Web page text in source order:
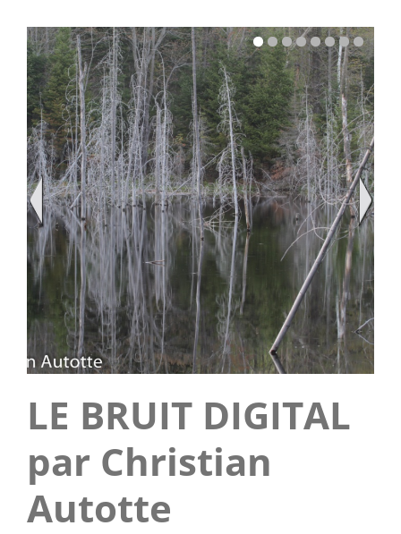
LE BRUIT DIGITAL
par Christian
Autotte